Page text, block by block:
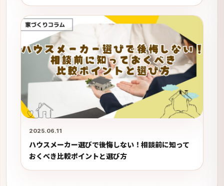
2025.06.11
ハウスメーカー選びで後悔しない！相談前に知って
おくべき比較ポイントと選び方